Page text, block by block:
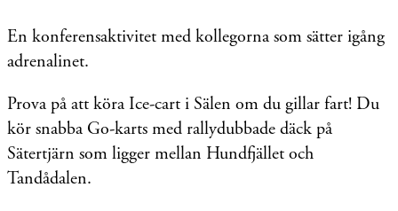
En konferensaktivitet med kollegorna som sätter igång
adrenalinet.
Prova på att köra Ice-cart i Sälen om du gillar fart! Du
kör snabba Go-karts med rallydubbade däck på
Sätertjärn som ligger mellan Hundfjället och
Tandådalen.